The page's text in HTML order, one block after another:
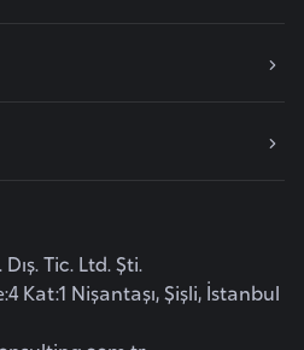
Tic. Ltd. Şti.
Kat:1 Nişantaşı, Şişli, İstanbul